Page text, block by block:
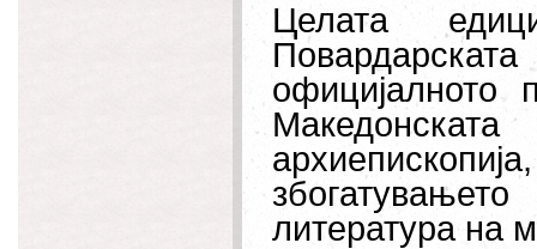
Целата
официјалното
литература на